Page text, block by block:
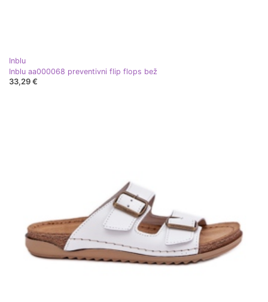
Inblu
Inblu aa000068 preventivni flip flops bež
33,29 €